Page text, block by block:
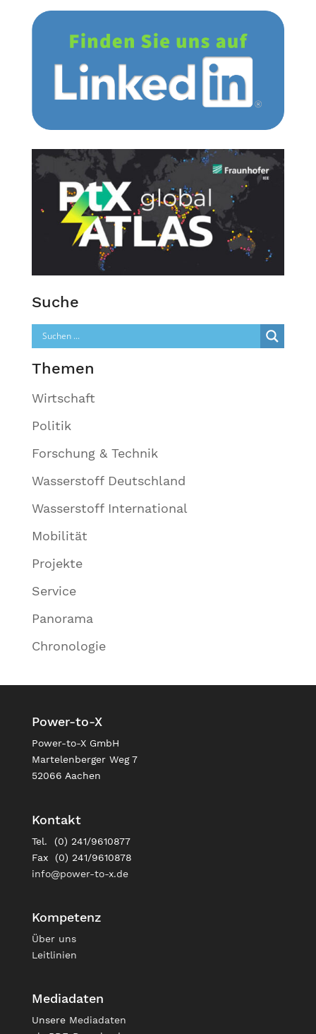
Suche
Themen
Wirtschaft
Politik
Forschung & Technik
Wasserstoff Deutschland
Wasserstoff International
Mobilität
Projekte
Service
Panorama
Chronologie
Power-to-X
Power-to-X GmbH
Martelenberger Weg 7
52066 Aachen
Kontakt
Tel. (0) 241/9610877
Fax (0) 241/9610878
info@power-to-x.de
Kompetenz
Über uns
Leitlinien
Mediadaten
Unsere Mediadaten